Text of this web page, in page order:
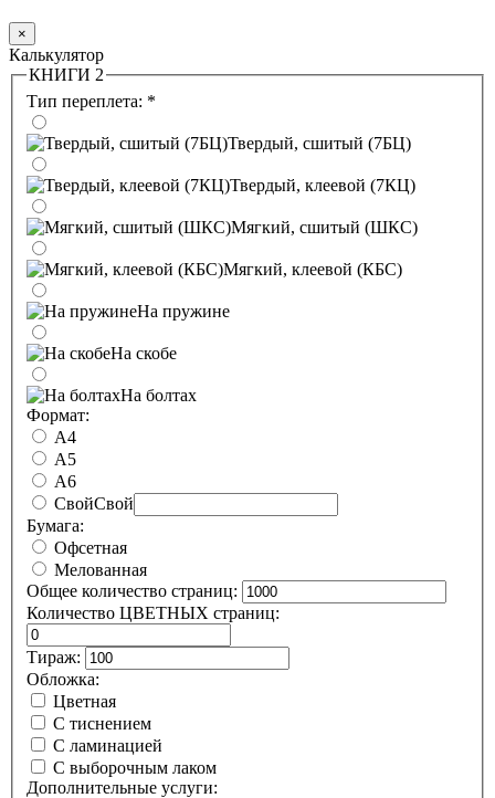
×
Калькулятор
КНИГИ 2
Тип переплета: *
Твердый, сшитый (7БЦ)
Твердый, клеевой (7КЦ)
Мягкий, сшитый (ШКС)
Мягкий, клеевой (КБС)
На пружине
На скобе
На болтах
Формат:
А4
А5
А6
СвойСвой
Бумага:
Офсетная
Мелованная
Общее количество страниц:
Количество ЦВЕТНЫХ страниц:
Тираж:
Обложка:
Цветная
С тиснением
С ламинацией
С выборочным лаком
Дополнительные услуги: